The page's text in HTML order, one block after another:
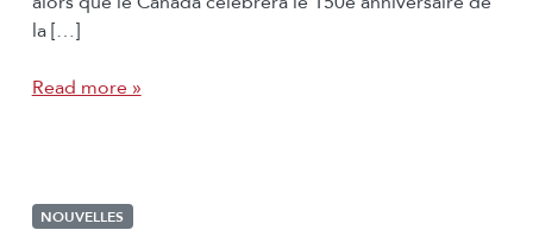
la […]
Read more »
NOUVELLES